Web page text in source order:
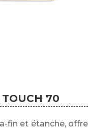
70
fin et étanche, offre